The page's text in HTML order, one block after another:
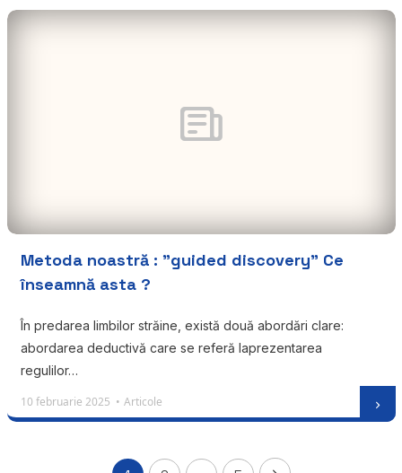
Metoda noastră : ”guided discovery” Ce
înseamnă asta ?
În predarea limbilor străine, există două abordări clare:
abordarea deductivă care se referă laprezentarea
regulilor…
10 februarie 2025 • Articole